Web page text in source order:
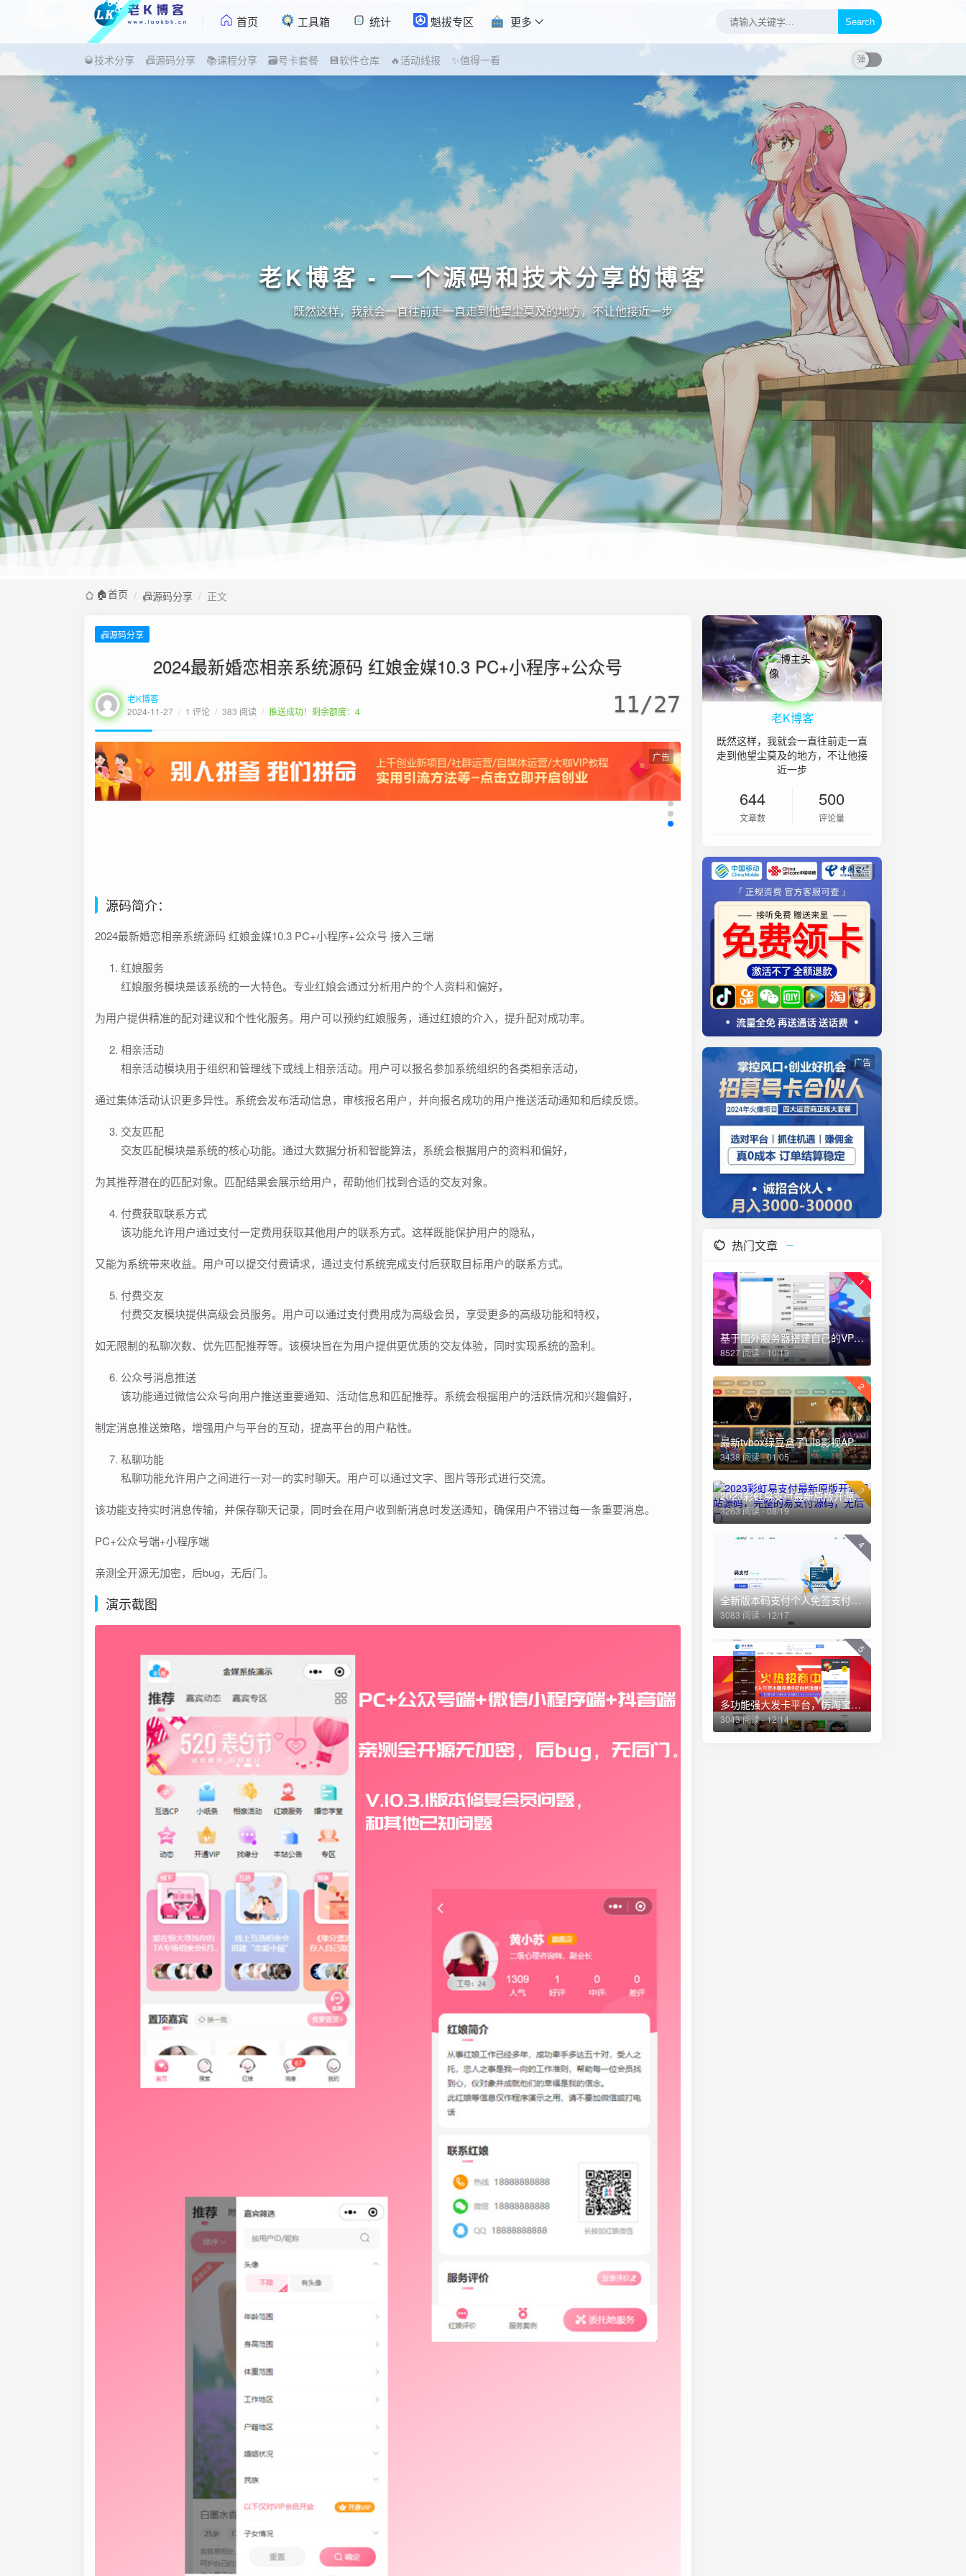
首页 工具箱 统计 魁拔专区 更多 Search
🥃技术分享 📠源码分享 📚课程分享 🗃号卡套餐 💾软件仓库 🔥活动线报 ✨值得一看
老K博客 - 一个源码和技术分享的博客
既然这样，我就会一直往前走一直走到他望尘莫及的地方，不让他接近一步
🏠️首页 / 📠源码分享 / 正文
📠源码分享
2024最新婚恋相亲系统源码 红娘金媒10.3 PC+小程序+公众号
老K博客
2024-11-27 / 1 评论 / 383 阅读 / 推送成功！ 剩余额度：4 11/27
广告
源码简介：
2024最新婚恋相亲系统源码 红娘金媒10.3 PC+小程序+公众号 接入三端
红娘服务
红娘服务模块是该系统的一大特色。专业红娘会通过分析用户的个人资料和偏好，
为用户提供精准的配对建议和个性化服务。用户可以预约红娘服务，通过红娘的介入，提升配对成功率。
相亲活动
相亲活动模块用于组织和管理线下或线上相亲活动。用户可以报名参加系统组织的各类相亲活动，
通过集体活动认识更多异性。系统会发布活动信息，审核报名用户，并向报名成功的用户推送活动通知和后续反馈。
交友匹配
交友匹配模块是系统的核心功能。通过大数据分析和智能算法，系统会根据用户的资料和偏好，
为其推荐潜在的匹配对象。匹配结果会展示给用户，帮助他们找到合适的交友对象。
付费获取联系方式
该功能允许用户通过支付一定费用获取其他用户的联系方式。这样既能保护用户的隐私，
又能为系统带来收益。用户可以提交付费请求，通过支付系统完成支付后获取目标用户的联系方式。
付费交友
付费交友模块提供高级会员服务。用户可以通过支付费用成为高级会员，享受更多的高级功能和特权，
如无限制的私聊次数、优先匹配推荐等。该模块旨在为用户提供更优质的交友体验，同时实现系统的盈利。
公众号消息推送
该功能通过微信公众号向用户推送重要通知、活动信息和匹配推荐。系统会根据用户的活跃情况和兴趣偏好，
制定消息推送策略，增强用户与平台的互动，提高平台的用户粘性。
私聊功能
私聊功能允许用户之间进行一对一的实时聊天。用户可以通过文字、图片等形式进行交流。
该功能支持实时消息传输，并保存聊天记录，同时会在用户收到新消息时发送通知，确保用户不错过每一条重要消息。
PC+公众号端+小程序端
亲测全开源无加密，后bug，无后门。
演示截图
老K博客
既然这样，我就会一直往前走一直
走到他望尘莫及的地方，不让他接
近一步
644
文章数
500
评论量
广告
广告
热门文章
1
基于国外服务器搭建自己的VPN详细教程
8527 阅读 - 10/19
2
最新tvbox绿豆盒子UI8影视APP源码新增后台添加直播及加密功能
3438 阅读 - 01/05
3
2023彩虹易支付最新原版开源网站源码，完整的易支付源码，无后门
3263 阅读 - 08/19
4
全新版本码支付个人免签支付系统源码 ThinkPHP框架开发 全开源(亲测)
3083 阅读 - 12/17
5
多功能强大发卡平台，仿淘宝商城，资源站，一体化平台源码（亲测）
3043 阅读 - 12/14